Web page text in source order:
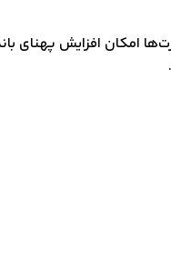
امکان افزایش پهنای